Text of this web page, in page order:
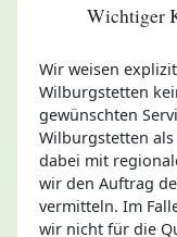
Wichtiger
Wir weisen
Wilburgstetten
gewünschten
Wilburgstetten
dabei mit
wir den Auftrag
vermitteln. Im
wir nicht für die